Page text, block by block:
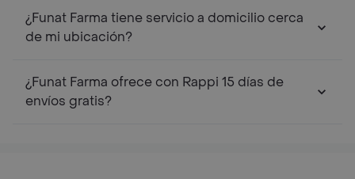
¿Funat Farma tiene servicio a domicilio cerca
de mi ubicación?
¿Funat Farma ofrece con Rappi 15 días de
envíos gratis?